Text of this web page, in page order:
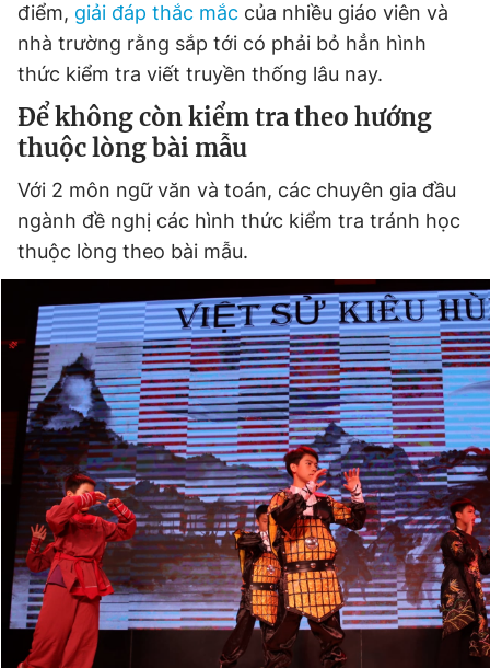
điểm, giải đáp thắc mắc của nhiều giáo viên và
nhà trường rằng sắp tới có phải bỏ hẳn hình
thức kiểm tra viết truyền thống lâu nay.
Để không còn kiểm tra theo hướng
thuộc lòng bài mẫu
Với 2 môn ngữ văn và toán, các chuyên gia đầu
ngành đề nghị các hình thức kiểm tra tránh học
thuộc lòng theo bài mẫu.